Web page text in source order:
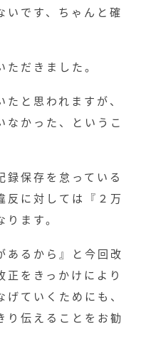
いです、ちゃんと確
だきました。
と思われますが、
なかった、というこ
録保存を怠っている
反に対しては『２万
ます。
あるから』と今回改
正をきっかけにより
ていくためにも、
り伝えることをお勧